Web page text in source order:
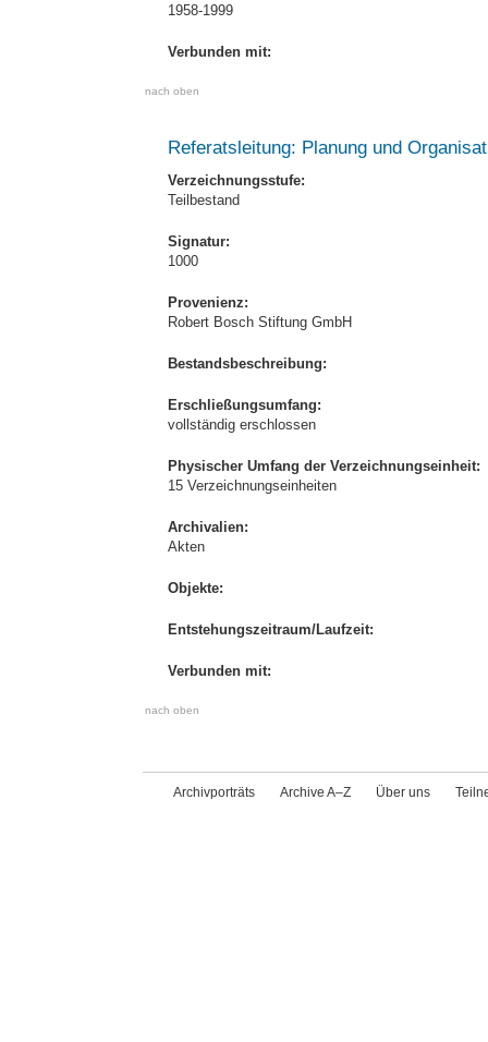
1958-1999
Verbunden mit:
nach oben
Referatsleitung: Planung und
Verzeichnungsstufe:
Teilbestand
Signatur:
1000
Provenienz:
Robert Bosch Stiftung GmbH
Bestandsbeschreibung:
Erschließungsumfang:
vollständig erschlossen
Physischer Umfang der Verzeichnungseinheit:
15 Verzeichnungseinheiten
Archivalien:
Akten
Objekte:
Entstehungszeitraum/Laufzeit:
Verbunden mit:
nach oben
Archivporträts Archive A–Z Über uns